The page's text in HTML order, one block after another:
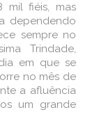
mil fiéis, mas
dependendo
sempre no
Trindade,
em que se
no mês de
a afluência
um grande